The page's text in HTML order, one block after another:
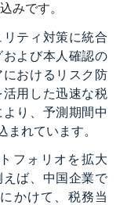
みです。
ティ対策に統合
よび本人確認の
おけるリスク防
用した迅速な税
り、予測期間中
れています。
フォリオを拡大
ば、中国企業で
かけて、税務当